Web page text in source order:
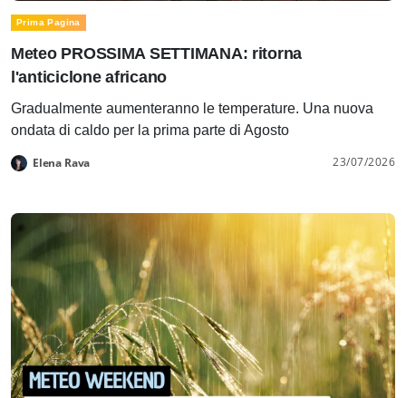
Prima Pagina
Meteo PROSSIMA SETTIMANA: ritorna
l'anticiclone africano
Gradualmente aumenteranno le temperature. Una nuova
ondata di caldo per la prima parte di Agosto
Elena Rava 23/07/2026